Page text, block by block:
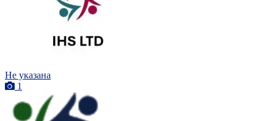
Не указана
1